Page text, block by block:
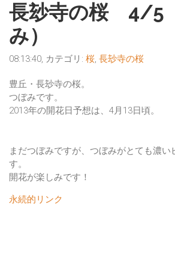
長玅寺の桜 4/5
み）
08:13:40, カテゴリ: 桜, 長玅寺の桜
豊丘・長玅寺の桜。
つぼみです。
2013年の開花日予想は、4月13日頃。
まだつぼみですが、つぼみがとても濃い
す。
開花が楽しみです！
永続的リンク